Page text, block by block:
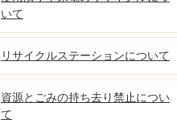
いて
リサイクルステーションについて
資源とごみの持ち去り禁止につい
て